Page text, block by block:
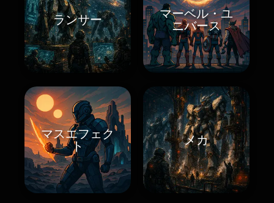
ランサー
マーベル・ユ
ニバース
マスエフェク
ト
メカ